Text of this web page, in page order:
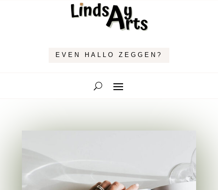
EVEN HALLO ZEGGEN?